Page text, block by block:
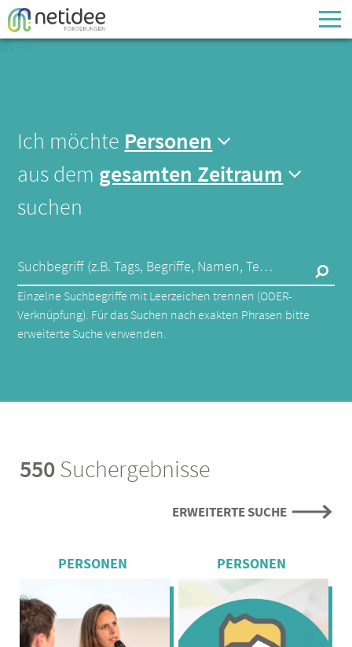
Enter your username or email address
Passwort
Ich möchte Personen
aus dem gesamten Zeitraum
suchen
Suchbegriff (z.B. Tags, Begriffe, Namen, Technologien,...)
Einzelne Suchbegriffe mit Leerzeichen trennen (ODER-
Verknüpfung). Für das Suchen nach exakten Phrasen bitte
erweiterte Suche verwenden.
550 Suchergebnisse
ERWEITERTE SUCHE